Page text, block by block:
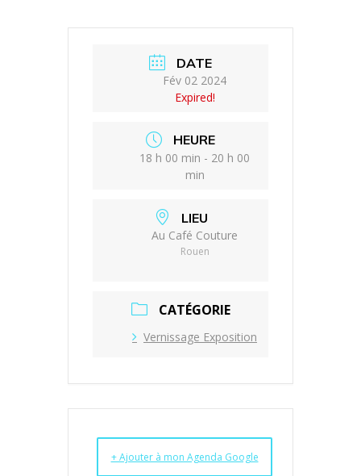
DATE
Fév 02 2024
Expired!
HEURE
18 h 00 min - 20 h 00
min
LIEU
Au Café Couture
Rouen
CATÉGORIE
Vernissage Exposition
+ Ajouter à mon Agenda Google